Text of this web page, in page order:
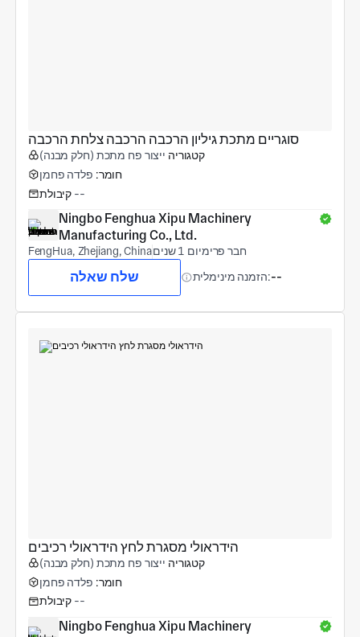
סוגריים מתכת גיליון הרכבה הרכבה צלחת הרכבה
קטגוריה ייצור פח מתכת (חלק מבנה)
חומר: פלדה פחמן
קיבולת --
Ningbo Fenghua Xipu Machinery
Manufacturing Co., Ltd.
FengHua, Zhejiang, China חבר פרימיום 1 שנים
שלח שאלה הזמנה מינימלית:--
הידראולי מסגרת לחץ הידראולי רכיבים
קטגוריה ייצור פח מתכת (חלק מבנה)
חומר: פלדה פחמן
קיבולת --
Ningbo Fenghua Xipu Machinery